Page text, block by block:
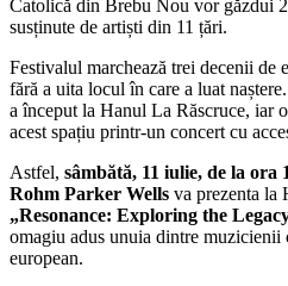
Catolică din Brebu Nou vor găzdui
susținute de artiști din 11 țări.
Festivalul marchează trei decenii de
fără a uita locul în care a luat
a început la Hanul La Răscruce, iar
acest spațiu printr-un concert cu
Astfel, sâmbătă, 11 iulie, de la ora
Rohm Parker Wells va prezenta la
„Resonance: Exploring the
omagiu adus unuia dintre
european.